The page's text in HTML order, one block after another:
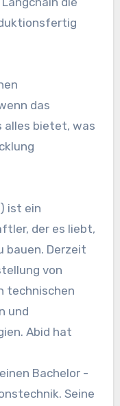
das
alles bietet, was
) ist ein
der es liebt,
bauen. Derzeit
von
technischen
und
Abid hat
Bachelor -
Seine